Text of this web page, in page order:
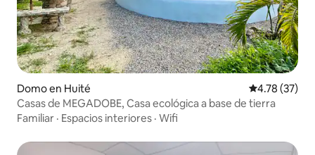
Domo en Huité Calificación
4.78 (37)
Casas de MEGADOBE, Casa ecológica a base de tierra
Familiar · Espacios interiores · Wifi